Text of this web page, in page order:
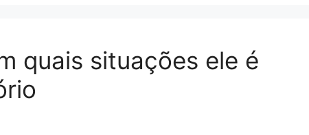
quais situações ele é